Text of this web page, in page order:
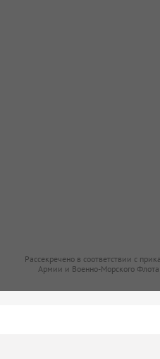
Рассекречено в соответствии с
Армии и Военно-Морского